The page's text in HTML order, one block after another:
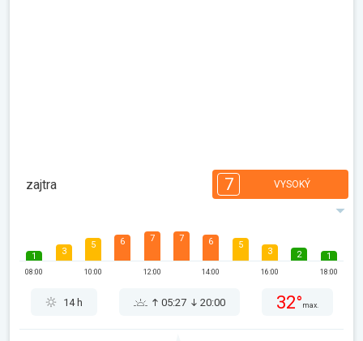
zajtra 7 VYSOKÝ
1
08:00
3
5
10:00
6 7
12:00
7 6
14:00
5
3
16:00
2 1
18:00
14 h 05:27 20:00 32° max.